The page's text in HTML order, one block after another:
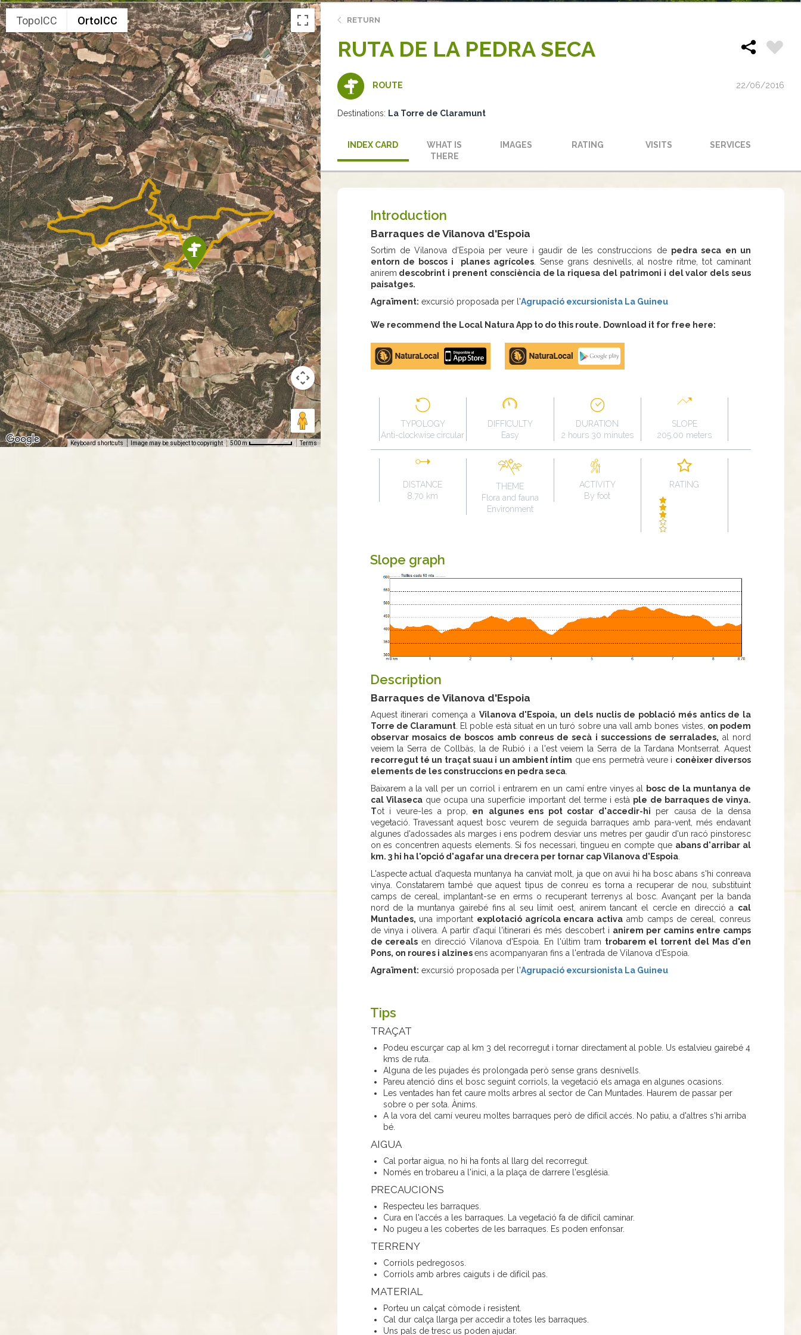
TopoICC OrtoICC
Keyboard shortcuts Image may be subject to copyright 500 m Terms
RETURN
RUTA DE LA PEDRA SECA
ROUTE 22/06/2016
Destinations: La Torre de Claramunt
INDEX CARD
WHAT IS
THERE
IMAGES RATING VISITS SERVICES
Introduction
Barraques de Vilanova d'Espoia
Sortim de Vilanova d’Espoia per veure i gaudir de les construccions de pedra seca en un
entorn de boscos i planes agrícoles. Sense grans desnivells, al nostre ritme, tot caminant
anirem descobrint i prenent consciència de la riquesa del patrimoni i del valor dels seus
paisatges.
Agraïment: excursió proposada per l'Agrupació excursionista La Guineu
We recommend the Local Natura App to do this route. Download it for free here:
Apple
store
Google
Play
TYPOLOGY
Anti-clockwise circular
DIFFICULTY
Easy
DURATION
2 hours 30 minutes
SLOPE
205.00 meters
DISTANCE
8.70 km
THEME
Flora and fauna
Environment
ACTIVITY
By foot
RATING
Slope graph
Description
Barraques de Vilanova d'Espoia
Aquest itinerari comença a Vilanova d'Espoia, un dels nuclis de població més antics de la
Torre de Claramunt. El poble està situat en un turó sobre una vall amb bones vistes, on podem
observar mosaics de boscos amb conreus de secà i successions de serralades, al nord
veiem la Serra de Collbàs, la de Rubió i a l'est veiem la Serra de la Tardana Montserrat. Aquest
recorregut té un traçat suau i un ambient íntim que ens permetrà veure i conèixer diversos
elements de les construccions en pedra seca.
Baixarem a la vall per un corriol i entrarem en un camí entre vinyes al bosc de la muntanya de
cal Vilasecaque ocupa una superfície important del terme i està ple de barraques de vinya.
Tot i veure-les a prop, en algunes ens pot costar d'accedir-hi per causa de la densa
vegetació. Travessant aquest bosc veurem de seguida barraques amb para-vent, més endavant
algunes d'adossades als marges i ens podrem desviar uns metres per gaudir d'un racó pinstoresc
on es concentren aquests elements. Si fos necessari, tingueu en compte que abans d'arribar al
km. 3 hi ha l'opció d'agafar una drecera per tornar cap Vilanova d'Espoia.
L'aspecte actual d'aquesta muntanya ha canviat molt, ja que on avui hi ha bosc abans s'hi conreava
vinya. Constatarem també que aquest tipus de conreu es torna a recuperar de nou, substituint
camps de cereal, implantant-se en erms o recuperant terrenys al bosc. Avançant per la banda
nord de la muntanya gairebé fins al seu límit oest, anirem tancant el cercle en direcció a cal
Muntades, una important explotació agrícola encara activa amb camps de cereal, conreus
de vinya i olivera. A partir d'aquí l'itinerari és més descobert i anirem per camins entre camps
de cereals en direcció Vilanova d'Espoia. En l'últim tram trobarem el torrent del Mas d'en
Pons, on roures i alzinesens acompanyaran fins a l'entrada de Vilanova d'Espoia.
Agraïment: excursió proposada per l'Agrupació excursionista La Guineu
Tips
TRAÇAT
Podeu escurçar cap al km 3 del recorregut i tornar directament al poble. Us estalvieu gairebé 4
kms de ruta.
Alguna de les pujades és prolongada però sense grans desnivells.
Pareu atenció dins el bosc seguint corriols, la vegetació els amaga en algunes ocasions.
Les ventades han fet caure molts arbres al sector de Can Muntades. Haurem de passar per
sobre o per sota. Ànims.
A la vora del camí veureu moltes barraques però de difícil accés. No patiu, a d'altres s'hi arriba
bé.
AIGUA
Cal portar aigua, no hi ha fonts al llarg del recorregut.
Només en trobareu a l'inici, a la plaça de darrere l'església.
PRECAUCIONS
Respecteu les barraques.
Cura en l'accés a les barraques. La vegetació fa de difícil caminar.
No pugeu a les cobertes de les barraques. Es poden enfonsar.
TERRENY
Corriols pedregosos.
Corriols amb arbres caiguts i de difícil pas.
MATERIAL
Porteu un calçat còmode i resistent.
Cal dur calça llarga per accedir a totes les barraques.
Uns pals de tresc us poden ajudar.